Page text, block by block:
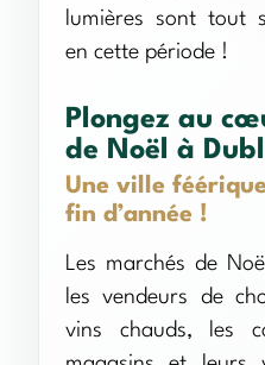
lumières sont tout
en cette période !
Plongez au
de Noël à
Une ville
fin d’année !
Les marchés de
les vendeurs de
vins chauds, les